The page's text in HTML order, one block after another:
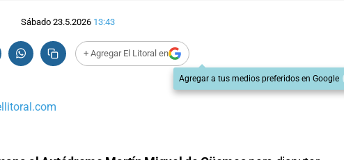
Sábado 23.5.2026 13:43
+ Agregar El Litoral en
Agregar a tus medios preferidos en Google